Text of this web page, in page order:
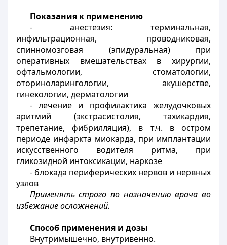
Показания к применению
- анестезия: терминальная,
инфильтрационная, проводниковая,
спинномозговая (эпидуральная) при
оперативных вмешательствах в хирургии,
офтальмологии, стоматологии,
оториноларингологии, акушерстве,
гинекологии, дерматологии
- лечение и профилактика желудочковых
аритмий (экстрасистолия, тахикардия,
трепетание, фибрилляция), в т.ч. в остром
периоде инфаркта миокарда, при имплантации
искусственного водителя ритма, при
гликозидной интоксикации, наркозе
- блокада периферических нервов и нервных
узлов
Применять строго по назначению врача во
избежание осложнений.
Способ применения и дозы
Внутримышечно, внутривенно.